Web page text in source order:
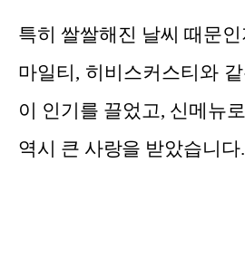
특히 쌀쌀해진 날씨 때문
마일티, 히비스커스티와
이 인기를 끌었고, 신메뉴
역시 큰 사랑을 받았습니다.